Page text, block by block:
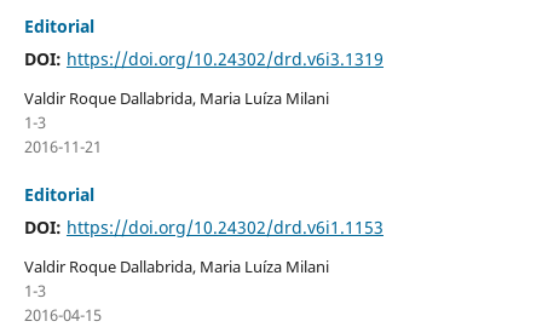
Editorial
DOI: https://doi.org/10.24302/drd.v6i3.1319
Valdir Roque Dallabrida, Maria Luíza Milani
1-3
2016-11-21
Editorial
DOI: https://doi.org/10.24302/drd.v6i1.1153
Valdir Roque Dallabrida, Maria Luíza Milani
1-3
2016-04-15